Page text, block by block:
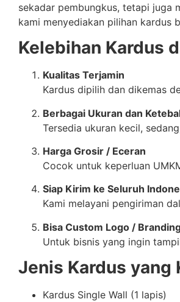
sekadar pembungkus, tetapi juga
kami menyediakan pilihan kardus
Kelebihan Kardus
Kualitas Terjamin
Kardus dipilih dan dikemas
Berbagai Ukuran dan
Tersedia ukuran kecil,
Harga Grosir / Eceran
Cocok untuk keperluan
Siap Kirim ke Seluruh
Kami melayani pengiriman
Bisa Custom Logo /
Untuk bisnis yang ingin
Jenis Kardus yang
Kardus Single Wall (1 lapis)